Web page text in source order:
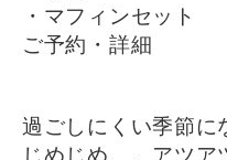
・マフィンセット
ご予約・詳細
過ごしにくい季節に
じめじめ、、アツア